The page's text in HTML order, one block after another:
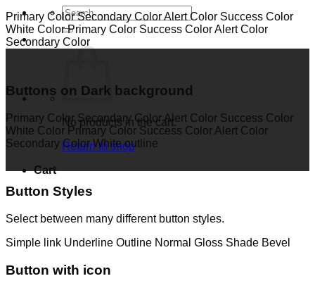
Search
for:
No products in the cart.
Return to shop
Cart
Primary Color Secondary ColorAlert Color Success Color
White Color Primary Color Success ColorAlert Color
Secondary Color
Buttons on Dark background
Primary Color Secondary ColorAlert Color Success Color
White Color Primary Color Success Color Alert Color
Secondary Color White outline
Button Styles
Select between many different button styles.
Simple link Underline Outline Normal Gloss Shade Bevel
Button with icon